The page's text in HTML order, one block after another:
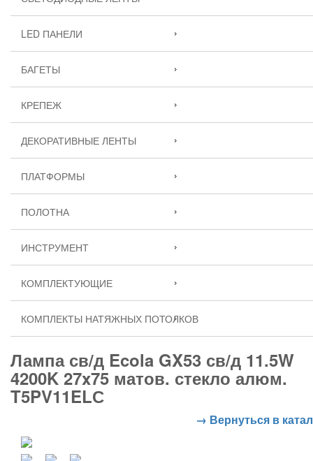
LED ПАНЕЛИ
БАГЕТЫ
КРЕПЕЖ
ДЕКОРАТИВНЫЕ ЛЕНТЫ
ПЛАТФОРМЫ
ПОЛОТНА
ИНСТРУМЕНТ
КОМПЛЕКТУЮЩИЕ
КОМПЛЕКТЫ НАТЯЖНЫХ ПОТОЛКОВ
Лампа св/д Ecola GX53 св/д 11.5W
4200K 27x75 матов. стекло алюм.
T5PV11ELС
→ Вернуться в